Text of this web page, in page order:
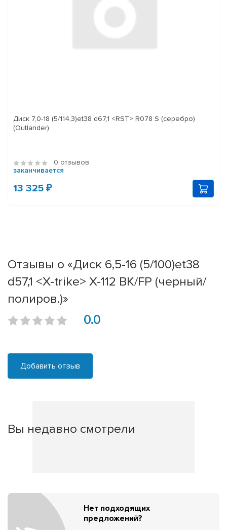
Диск 7,0-18 (5/114,3)et38 d67,1 <RST> R078 S (серебро)
(Outlander)
0 отзывов
заканчивается
13 325 ₽
Отзывы о «Диск 6,5-16 (5/100)et38
d57,1 <X-trike> X-112 BK/FP (черный/
полиров.)»
0.0
Добавить отзыв
Вы недавно смотрели
Нет подходящих
предложений?